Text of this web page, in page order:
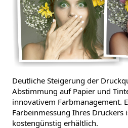
Deutliche Steigerung der
Abstimmung auf Papier und
innovativem Farbmanagement.
Farbeinmessung Ihres Druckers
kostengünstig erhältlich.